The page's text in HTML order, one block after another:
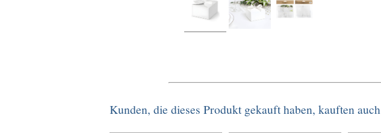
Kunden, die dieses Produkt gekauft haben, kauften auch